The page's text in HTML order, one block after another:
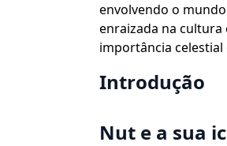
envolvendo o
enraizada na cultura
importância
Introdução
Nut e a sua